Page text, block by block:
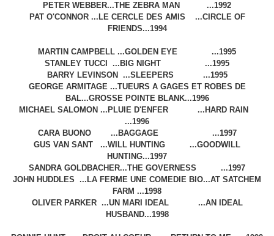
PETER WEBBER...THE ZEBRA MAN ...1992
PAT O'CONNOR ...LE CERCLE DES AMIS ...CIRCLE OF
FRIENDS...1994
MARTIN CAMPBELL ...GOLDEN EYE ...1995
STANLEY TUCCI ...BIG NIGHT ...1995
BARRY LEVINSON ...SLEEPERS ...1995
GEORGE ARMITAGE ...TUEURS A GAGES ET ROBES DE
BAL...GROSSE POINTE BLANK...1996
MICHAEL SALOMON ...PLUIE D'ENFER ...HARD RAIN
...1996
CARA BUONO ...BAGGAGE ...1997
GUS VAN SANT ...WILL HUNTING ...GOODWILL
HUNTING...1997
SANDRA GOLDBACHER...THE GOVERNESS ...1997
JOHN HUDDLES ...LA FERME UNE COMEDIE BIO...AT SATCHEM
FARM ...1998
OLIVER PARKER ...UN MARI IDEAL
...AN IDEAL
HUSBAND...1998